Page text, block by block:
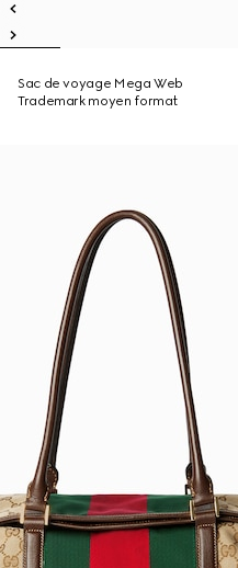
Sac de voyage Mega Web
Trademark moyen format